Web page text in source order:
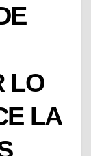
LO
LA